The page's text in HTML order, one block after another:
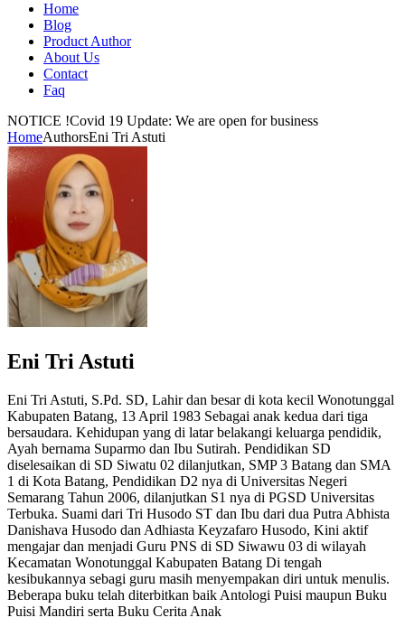
Home
Blog
Product Author
About Us
Contact
Faq
NOTICE !Covid 19 Update: We are open for business
HomeAuthorsEni Tri Astuti
Eni Tri Astuti
Eni Tri Astuti, S.Pd. SD, Lahir dan besar di kota kecil Wonotunggal
Kabupaten Batang, 13 April 1983 Sebagai anak kedua dari tiga
bersaudara. Kehidupan yang di latar belakangi keluarga pendidik,
Ayah bernama Suparmo dan Ibu Sutirah. Pendidikan SD
diselesaikan di SD Siwatu 02 dilanjutkan, SMP 3 Batang dan SMA
1 di Kota Batang, Pendidikan D2 nya di Universitas Negeri
Semarang Tahun 2006, dilanjutkan S1 nya di PGSD Universitas
Terbuka. Suami dari Tri Husodo ST dan Ibu dari dua Putra Abhista
Danishava Husodo dan Adhiasta Keyzafaro Husodo, Kini aktif
mengajar dan menjadi Guru PNS di SD Siwawu 03 di wilayah
Kecamatan Wonotunggal Kabupaten Batang Di tengah
kesibukannya sebagi guru masih menyempakan diri untuk menulis.
Beberapa buku telah diterbitkan baik Antologi Puisi maupun Buku
Puisi Mandiri serta Buku Cerita Anak